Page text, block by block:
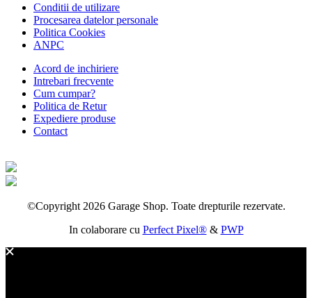
Conditii de utilizare
Procesarea datelor personale
Politica Cookies
ANPC
Acord de inchiriere
Intrebari frecvente
Cum cumpar?
Politica de Retur
Expediere produse
Contact
©Copyright 2026 Garage Shop. Toate drepturile rezervate.
In colaborare cu Perfect Pixel®& PWP